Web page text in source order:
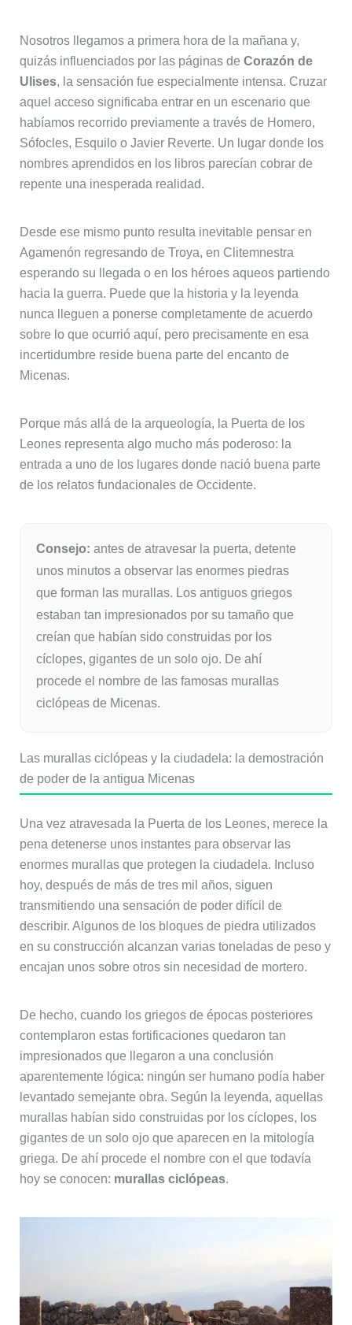
Nosotros llegamos a primera hora de la mañana y,
quizás influenciados por las páginas de Corazón de
Ulises, la sensación fue especialmente intensa. Cruzar
aquel acceso significaba entrar en un escenario que
habíamos recorrido previamente a través de Homero,
Sófocles, Esquilo o Javier Reverte. Un lugar donde los
nombres aprendidos en los libros parecían cobrar de
repente una inesperada realidad.
Desde ese mismo punto resulta inevitable pensar en
Agamenón regresando de Troya, en Clitemnestra
esperando su llegada o en los héroes aqueos partiendo
hacia la guerra. Puede que la historia y la leyenda
nunca lleguen a ponerse completamente de acuerdo
sobre lo que ocurrió aquí, pero precisamente en esa
incertidumbre reside buena parte del encanto de
Micenas.
Porque más allá de la arqueología, la Puerta de los
Leones representa algo mucho más poderoso: la
entrada a uno de los lugares donde nació buena parte
de los relatos fundacionales de Occidente.
Consejo: antes de atravesar la puerta, detente
unos minutos a observar las enormes piedras
que forman las murallas. Los antiguos griegos
estaban tan impresionados por su tamaño que
creían que habían sido construidas por los
cíclopes, gigantes de un solo ojo. De ahí
procede el nombre de las famosas murallas
ciclópeas de Micenas.
Las murallas ciclópeas y la ciudadela: la demostración
de poder de la antigua Micenas
Una vez atravesada la Puerta de los Leones, merece la
pena detenerse unos instantes para observar las
enormes murallas que protegen la ciudadela. Incluso
hoy, después de más de tres mil años, siguen
transmitiendo una sensación de poder difícil de
describir. Algunos de los bloques de piedra utilizados
en su construcción alcanzan varias toneladas de peso y
encajan unos sobre otros sin necesidad de mortero.
De hecho, cuando los griegos de épocas posteriores
contemplaron estas fortificaciones quedaron tan
impresionados que llegaron a una conclusión
aparentemente lógica: ningún ser humano podía haber
levantado semejante obra. Según la leyenda, aquellas
murallas habían sido construidas por los cíclopes, los
gigantes de un solo ojo que aparecen en la mitología
griega. De ahí procede el nombre con el que todavía
hoy se conocen: murallas ciclópeas.